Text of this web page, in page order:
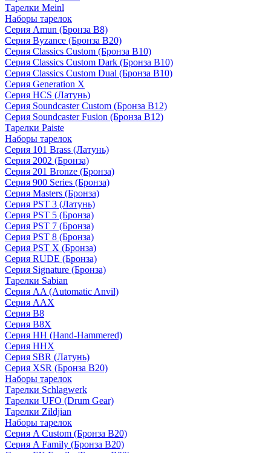
Тарелки Meinl
Наборы тарелок
Серия Amun (Бронза B8)
Серия Byzance (Бронза B20)
Серия Classics Custom (Бронза B10)
Серия Classics Custom Dark (Бронза B10)
Серия Classics Custom Dual (Бронза B10)
Серия Generation X
Серия HCS (Латунь)
Серия Soundcaster Custom (Бронза B12)
Серия Soundcaster Fusion (Бронза B12)
Тарелки Paiste
Наборы тарелок
Серия 101 Brass (Латунь)
Серия 2002 (Бронза)
Серия 201 Bronze (Бронза)
Серия 900 Series (Бронза)
Серия Masters (Бронза)
Серия PST 3 (Латунь)
Серия PST 5 (Бронза)
Серия PST 7 (Бронза)
Серия PST 8 (Бронза)
Серия PST X (Бронза)
Серия RUDE (Бронза)
Серия Signature (Бронза)
Тарелки Sabian
Серия AA (Automatic Anvil)
Серия AAX
Серия B8
Серия B8X
Серия HH (Hand-Hammered)
Серия HHX
Серия SBR (Латунь)
Серия XSR (Бронза B20)
Наборы тарелок
Тарелки Schlagwerk
Тарелки UFO (Drum Gear)
Тарелки Zildjian
Наборы тарелок
Серия A Custom (Бронза B20)
Серия A Family (Бронза B20)